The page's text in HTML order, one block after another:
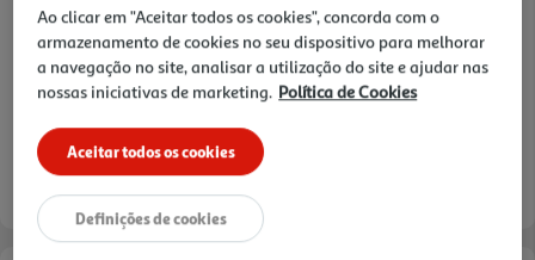
Ao clicar em "Aceitar todos os cookies", concorda com o
armazenamento de cookies no seu dispositivo para melhorar
a navegação no site, analisar a utilização do site e ajudar nas
nossas iniciativas de marketing. Política de Cookies
Aceitar todos os cookies
Definições de cookies